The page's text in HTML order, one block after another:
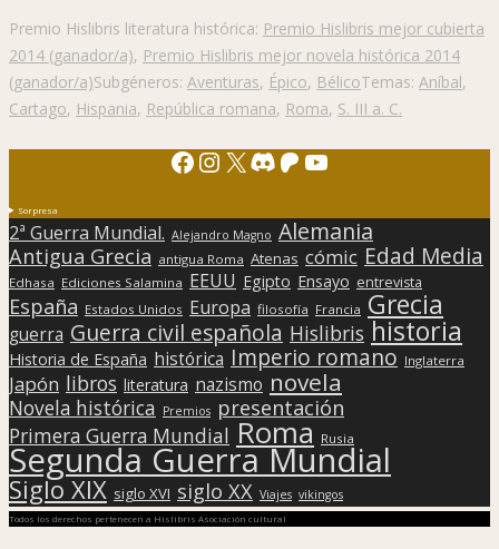
Premio Hislibris literatura histórica: Premio Hislibris mejor cubierta
2014 (ganador/a), Premio Hislibris mejor novela histórica 2014
(ganador/a)Subgéneros: Aventuras, Épico, BélicoTemas: Aníbal,
Cartago, Hispania, República romana, Roma, S. III a. C.
Facebook
Instagram
X Discord
Patreon
YouTube
Sorpresa
2ª Guerra Mundial. Alejandro Magno Alemania
Antigua Grecia antigua Roma Atenas cómic Edad Media
Edhasa Ediciones Salamina EEUU Egipto Ensayo entrevista
España Estados Unidos Europa filosofía Francia Grecia
guerra Guerra civil española Hislibris historia
Historia de España histórica Imperio romano Inglaterra
Japón libros literatura nazismo novela
Novela histórica Premios presentación
Primera Guerra Mundial Roma Rusia
Segunda Guerra Mundial
Siglo XIX siglo XVI siglo XX Viajes vikingos
Todos los derechos pertenecen a Hislibris Asociación cultural